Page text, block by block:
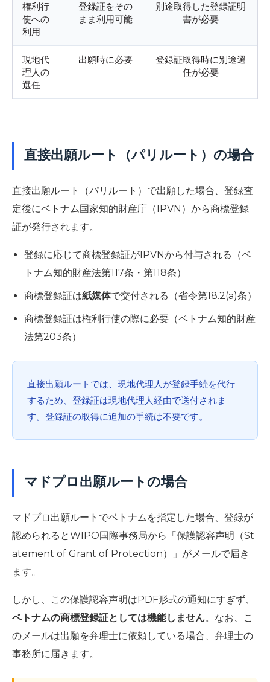
権利行
使への
利用
登録証をその
まま利用可能
別途取得した登録証明
書が必要
現地代
理人の
選任
出願時に必要
登録証取得時に別途選
任が必要
直接出願ルート（パリルート）の場合
直接出願ルート（パリルート）で出願した場合、登録査
定後にベトナム国家知的財産庁（IPVN）から商標登録
証が発行されます。
登録に応じて商標登録証がIPVNから付与される（ベ
トナム知的財産法第117条・第118条）
商標登録証は紙媒体で交付される（省令第18.2(a)条）
商標登録証は権利行使の際に必要（ベトナム知的財産
法第203条）
直接出願ルートでは、現地代理人が登録手続を代行
するため、登録証は現地代理人経由で送付されま
す。登録証の取得に追加の手続は不要です。
マドプロ出願ルートの場合
マドプロ出願ルートでベトナムを指定した場合、登録が
認められるとWIPO国際事務局から「保護認容声明（St
atement of Grant of Protection）」がメールで届き
ます。
しかし、この保護認容声明はPDF形式の通知にすぎず、
ベトナムの商標登録証としては機能しません。なお、こ
のメールは出願を弁理士に依頼している場合、弁理士の
事務所に届きます。